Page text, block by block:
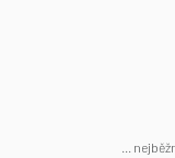
...